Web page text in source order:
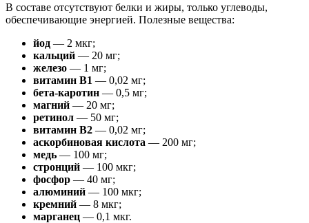
В составе отсутствуют белки и жиры, только углеводы,
обеспечивающие энергией. Полезные вещества:
йод — 2 мкг;
кальций — 20 мг;
железо — 1 мг;
витамин В1 — 0,02 мг;
бета-каротин — 0,5 мг;
магний — 20 мг;
ретинол — 50 мг;
витамин В2 — 0,02 мг;
аскорбиновая кислота — 200 мг;
медь — 100 мг;
стронций — 100 мкг;
фосфор — 40 мг;
алюминий — 100 мкг;
кремний — 8 мкг;
марганец — 0,1 мкг.